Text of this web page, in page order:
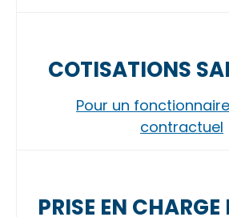
COTISATIONS
Pour un fonctionnaire
contractuel
PRISE EN CHARGE